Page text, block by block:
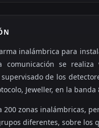
inalámbrica para
comunicación se
de los
Jeweller, en la
200 zonas inalámbricas,
diferentes, sobre los